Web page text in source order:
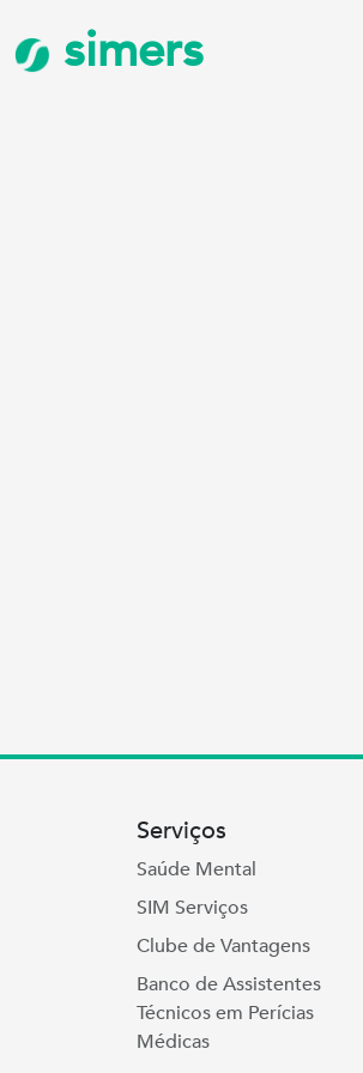
simers
Serviços
Saúde Mental
SIM Serviços
Clube de Vantagens
Banco de Assistentes
Técnicos em Perícias
Médicas